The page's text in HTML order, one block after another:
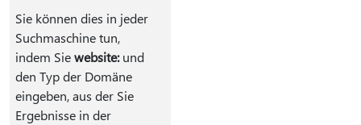
Sie können dies in jeder
Suchmaschine tun,
indem Siewebsite:und
den Typ der Domäne
eingeben, aus der Sie
Ergebnisse in der